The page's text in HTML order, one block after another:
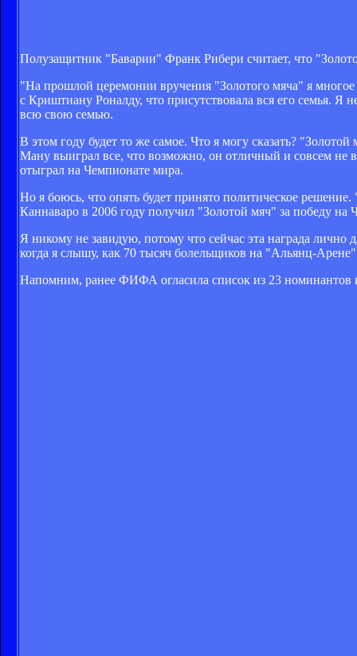
Полузащитник "Баварии" Франк Рибери считает, что
"На прошлой церемонии вручения "Золотого мяча" я
с Криштиану Роналду, что присутствовала вся его семья. Я
всю свою семью.
В этом году будет то же самое. Что я могу сказать?
Ману выиграл все, что возможно, он отличный и совсем не
отыграл на Чемпионате мира.
Но я боюсь, что опять будет принято политическое
Каннаваро в 2006 году получил "Золотой мяч" за победу на
Я никому не завидую, потому что сейчас эта награда
когда я слышу, как 70 тысяч болельщиков на "Альянц-
Напомним, ранее ФИФА огласила список из 23 номинантов